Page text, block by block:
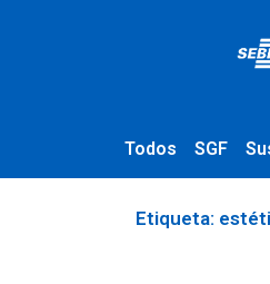
Todos SGF
Etiqueta: